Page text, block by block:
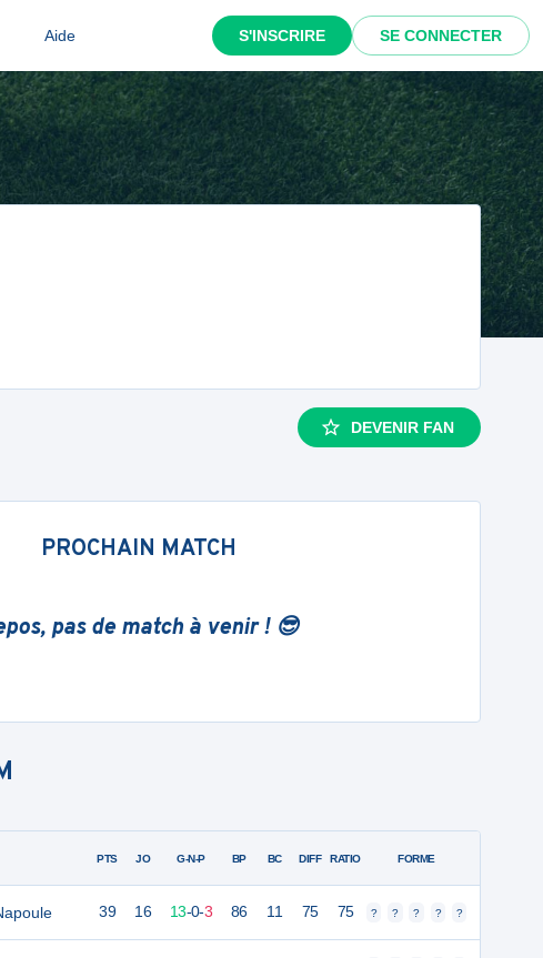
Aide S'INSCRIRE SE CONNECTER
DEVENIR FAN
PROCHAIN MATCH
pas de match à venir ! 😎
PTS JO G-N-P BP BC DIFF RATIO FORME
39 16 13-0-3 86 11 75 75 ? ? ? ? ?